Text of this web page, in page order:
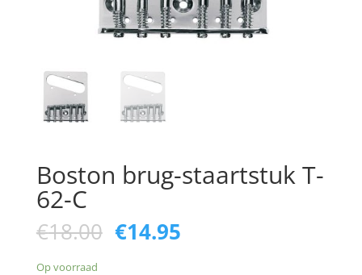
Boston brug-staartstuk T-
62-C
€18.00 Oorspronkelijke
prijs
€14.95Huidige
Op voorraad